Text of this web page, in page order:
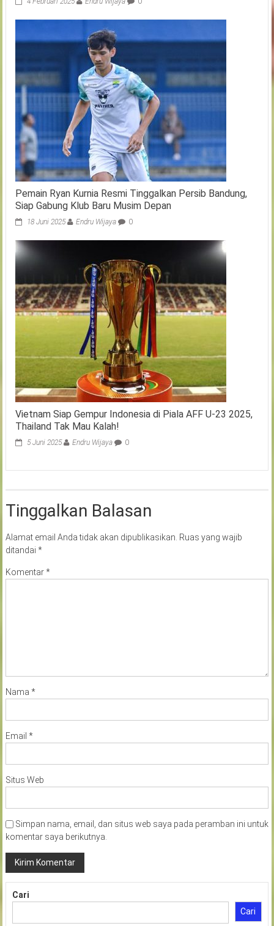
Pemain Ryan Kurnia Resmi Tinggalkan Persib Bandung,
Siap Gabung Klub Baru Musim Depan
18 Juni 2025 Endru Wijaya 0
Vietnam Siap Gempur Indonesia di Piala AFF U-23 2025,
Thailand Tak Mau Kalah!
5 Juni 2025 Endru Wijaya 0
Tinggalkan Balasan
Alamat email Anda tidak akan dipublikasikan. Ruas yang wajib
ditandai *
Komentar*
Nama *
Email *
Situs Web
Simpan nama, email, dan situs web saya pada peramban ini untuk
komentar saya berikutnya.
Cari
Cari